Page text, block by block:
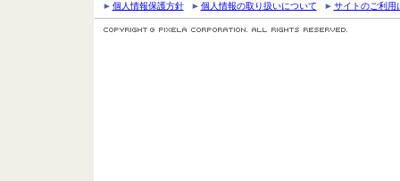
個人情報保護方針 個人情報の取り扱いについて サイトのご利用